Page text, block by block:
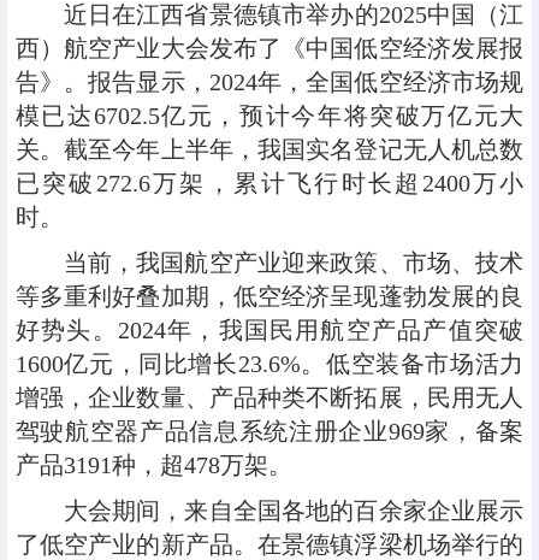
近日在江西省景德镇市举办的2025中国（江
西）航空产业大会发布了《中国低空经济发展报
告》。报告显示，2024年，全国低空经济市场规
模已达6702.5亿元，预计今年将突破万亿元大
关。截至今年上半年，我国实名登记无人机总数
已突破272.6万架，累计飞行时长超2400万小
时。
当前，我国航空产业迎来政策、市场、技术
等多重利好叠加期，低空经济呈现蓬勃发展的良
好势头。2024年，我国民用航空产品产值突破
1600亿元，同比增长23.6%。低空装备市场活力
增强，企业数量、产品种类不断拓展，民用无人
驾驶航空器产品信息系统注册企业969家，备案
产品3191种，超478万架。
大会期间，来自全国各地的百余家企业展示
了低空产业的新产品。在景德镇浮梁机场举行的